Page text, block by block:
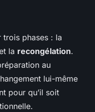
trois phases : la
la recongélation.
au
lui-même
pour qu’il soit